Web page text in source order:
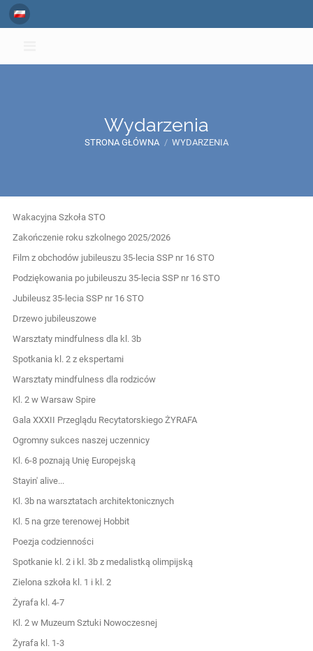
Wydarzenia
STRONA GŁÓWNA / WYDARZENIA
Wydarzenia
Wakacyjna Szkoła STO
Zakończenie roku szkolnego 2025/2026
Film z obchodów jubileuszu 35-lecia SSP nr 16 STO
Podziękowania po jubileuszu 35-lecia SSP nr 16 STO
Jubileusz 35-lecia SSP nr 16 STO
Drzewo jubileuszowe
Warsztaty mindfulness dla kl. 3b
Spotkania kl. 2 z ekspertami
Warsztaty mindfulness dla rodziców
Kl. 2 w Warsaw Spire
Gala XXXII Przeglądu Recytatorskiego ŻYRAFA
Ogromny sukces naszej uczennicy
Kl. 6-8 poznają Unię Europejską
Stayin' alive...
Kl. 3b na warsztatach architektonicznych
Kl. 5 na grze terenowej Hobbit
Poezja codzienności
Spotkanie kl. 2 i kl. 3b z medalistką olimpijską
Zielona szkoła kl. 1 i kl. 2
Żyrafa kl. 4-7
Kl. 2 w Muzeum Sztuki Nowoczesnej
Żyrafa kl. 1-3